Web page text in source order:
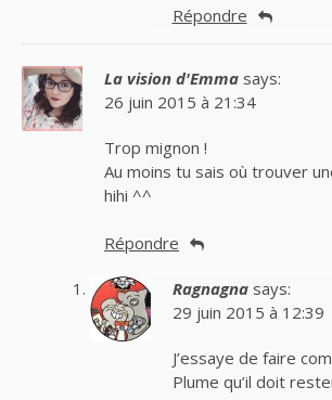
Répondre
La vision d'Emma says:
26 juin 2015 à 21:34
Trop mignon !
Au moins tu sais où trouver
hihi ^^
Répondre
Ragnagna says:
29 juin 2015 à 12:39
J’essaye de faire
Plume qu’il doit